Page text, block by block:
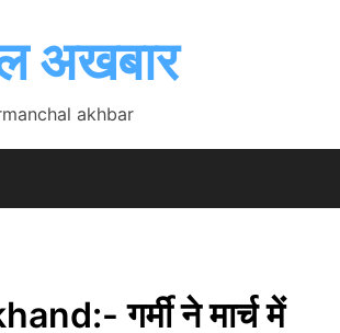
अखबार
akhbar
गर्मी ने मार्च में